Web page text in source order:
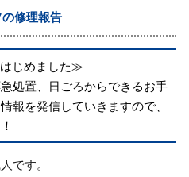
の修理報告
じめました≫
処置、日ごろからできるお手
報を発信していきますので、
です。